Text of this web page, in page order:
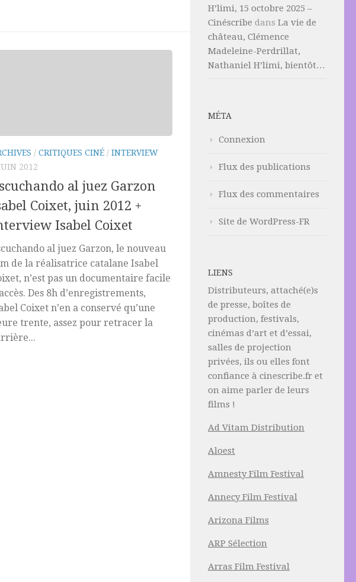
/ CRITIQUES CINÉ / INTERVIEW
2012
al juez Garzon
Coixet, juin 2012 +
Isabel Coixet
al juez Garzon, le nouveau
de la réalisatrice catalane Isabel
n’est pas un documentaire facile
Des 8h d’enregistrements,
Coixet n’en a conservé qu’une
trente, assez pour retracer la
H’limi, 15 octobre 2025 –
Cinéscribe dans La vie de
château, Clémence
Madeleine-Perdrillat,
Nathaniel H’limi, bientôt…
MÉTA
Connexion
Flux des publications
Flux des commentaires
Site de WordPress-FR
LIENS
Distributeurs, attaché(e)s
de presse, boîtes de
production, festivals,
cinémas d’art et d’essai,
salles de projection
privées, ils ou elles font
confiance à cinescribe.fr et
on aime parler de leurs
films !
Ad Vitam Distribution
Aloest
Amnesty Film Festival
Annecy Film Festival
Arizona Films
ARP Sélection
Arras Film Festival